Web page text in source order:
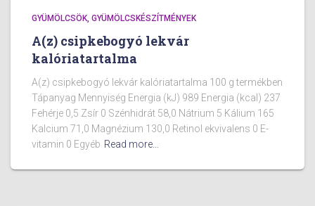
GYÜMÖLCSÖK, GYÜMÖLCSKÉSZÍTMÉNYEK
A(z) csipkebogyó lekvár
kalóriatartalma
A(z) csipkebogyó lekvár kalóriatartalma 100 g termékben
Tápanyag Mennyiség Energia (kJ) 989 Energia (kcal) 237
Fehérje 0,5 Zsír 0 Szénhidrát 58,0 Nátrium 5 Kálium 165
Kalcium 71,0 Magnézium 130,0 Retinol ekvivalens 0 E-
vitamin 0 Egyéb Read more…